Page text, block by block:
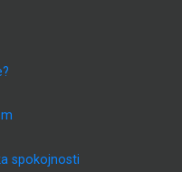
spokojnosti